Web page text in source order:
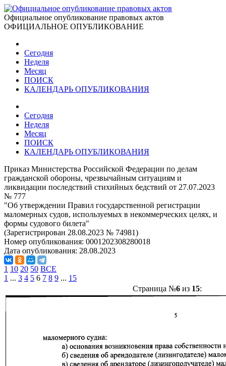
Официальное опубликование правовых актов
ОФИЦИАЛЬНОЕ ОПУБЛИКОВАНИЕ
Сегодня
Неделя
Месяц
ПОИСК
КАЛЕНДАРЬ ОПУБЛИКОВАНИЯ
Сегодня
Неделя
Месяц
ПОИСК
КАЛЕНДАРЬ ОПУБЛИКОВАНИЯ
Приказ Министерства Российской Федерации по делам
гражданской обороны, чрезвычайным ситуациям и
ликвидации последствий стихийных бедствий от 27.07.2023
№ 777
"Об утверждении Правил государственной регистрации
маломерных судов, используемых в некоммерческих целях, и
формы судового билета"
(Зарегистрирован 28.08.2023 № 74981)
Номер опубликования: 0001202308280018
Дата опубликования: 28.08.2023
1 10 20 50 ВСЕ
1 ... 3 4 5 6 7 8 9 ... 15
Страница №6из 15: